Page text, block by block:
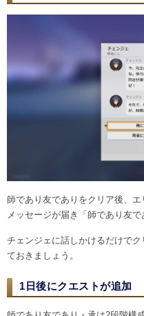
師であり友でありをクリア後、
メッセージが届き「師であり友で
チェンジェに話しかけるだけで
ておきましょう。
1日後にクエストが追加